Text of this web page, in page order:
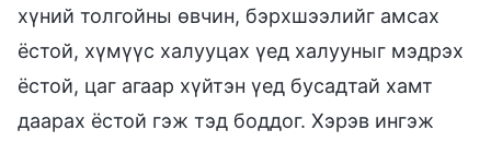
хүний толгойны өвчин, бэрхшээлийг амсах
ёстой, хүмүүс халууцах үед халууныг мэдрэх
ёстой, цаг агаар хүйтэн үед бусадтай хамт
даарах ёстой гэж тэд боддог. Хэрэв ингэж